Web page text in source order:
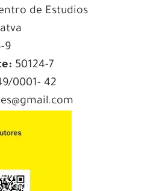
de Estudios
9
50124-7
0001- 42